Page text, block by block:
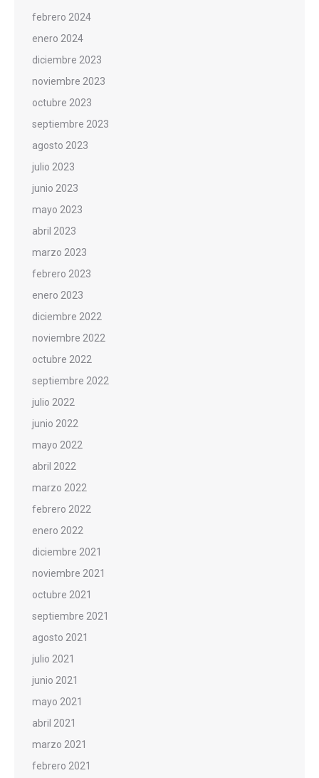
febrero 2024
enero 2024
diciembre 2023
noviembre 2023
octubre 2023
septiembre 2023
agosto 2023
julio 2023
junio 2023
mayo 2023
abril 2023
marzo 2023
febrero 2023
enero 2023
diciembre 2022
noviembre 2022
octubre 2022
septiembre 2022
julio 2022
junio 2022
mayo 2022
abril 2022
marzo 2022
febrero 2022
enero 2022
diciembre 2021
noviembre 2021
octubre 2021
septiembre 2021
agosto 2021
julio 2021
junio 2021
mayo 2021
abril 2021
marzo 2021
febrero 2021